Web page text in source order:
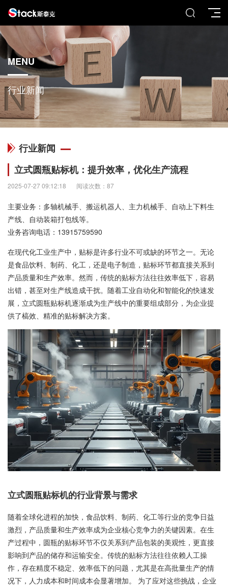
MENU
行业新闻
行业新闻
立式圆瓶贴标机：提升效率，优化生产流程
2025-07-27 09:12:18 阅读次数：87
主要业务：多轴机械手、搬运机器人、主力机械手、自动上下料生
产线、自动装箱打包线等。
业务咨询电话： 13915759590
在现代化工业生产中，贴标是许多行业不可或缺的环节之一。无论
是食品饮料、制药、化工，还是电子制造，贴标环节都直接关系到
产品质量和生产效率。然而，传统的贴标方法往往效率低下，容易
出错，甚至对生产线造成干扰。随着工业自动化和智能化的快速发
展，立式圆瓶贴标机逐渐成为生产线中的重要组成部分，为企业提
供了槁效、精准的贴标解决方案。
立式圆瓶贴标机的行业背景与需求
随着全球化进程的加快，食品饮料、制药、化工等行业的竞争日益
激烈，产品质量和生产效率成为企业核心竞争力的关键因素。在生
产过程中，圆瓶的贴标环节不仅关系到产品包装的美观性，更直接
影响到产品的储存和运输安全。传统的贴标方法往往依赖人工操
作，存在精度不稳定、效率低下的问题，尤其是在高批量生产的情
况下，人力成本和时间成本会显著增加。 为了应对这些挑战，企业